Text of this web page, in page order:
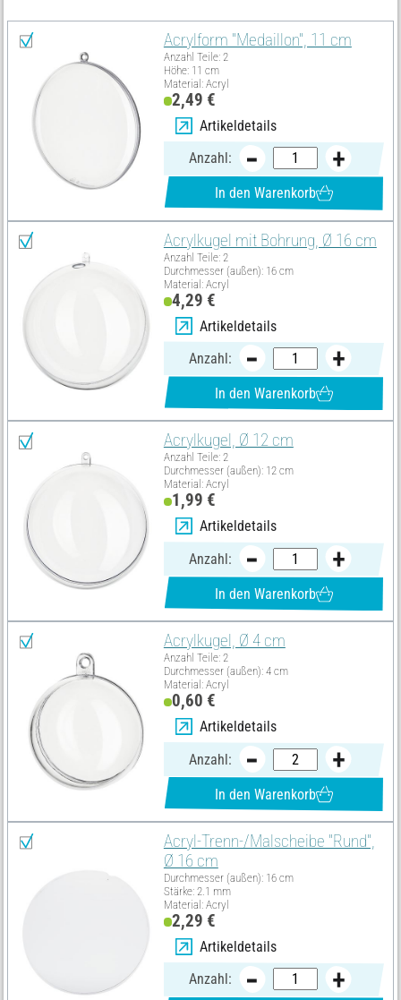
Acrylform "Medaillon", 11 cm
Anzahl Teile: 2
Höhe: 11 cm
Material: Acryl
2,49 €
Artikeldetails
Anzahl:
In den Warenkorb
Acrylkugel mit Bohrung, Ø 16 cm
Anzahl Teile: 2
Durchmesser (außen): 16 cm
Material: Acryl
4,29 €
Artikeldetails
Anzahl:
In den Warenkorb
Acrylkugel, Ø 12 cm
Anzahl Teile: 2
Durchmesser (außen): 12 cm
Material: Acryl
1,99 €
Artikeldetails
Anzahl:
In den Warenkorb
Acrylkugel, Ø 4 cm
Anzahl Teile: 2
Durchmesser (außen): 4 cm
Material: Acryl
0,60 €
Artikeldetails
Anzahl:
In den Warenkorb
Acryl-Trenn-/Malscheibe "Rund",
Ø 16 cm
Durchmesser (außen): 16 cm
Stärke: 2.1 mm
Material: Acryl
2,29 €
Artikeldetails
Anzahl: